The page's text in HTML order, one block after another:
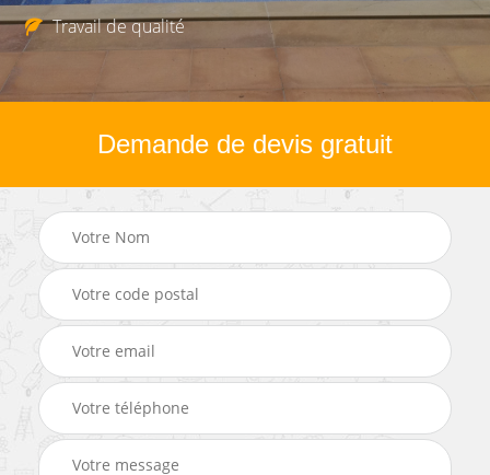
Travail de qualité
Demande de devis gratuit